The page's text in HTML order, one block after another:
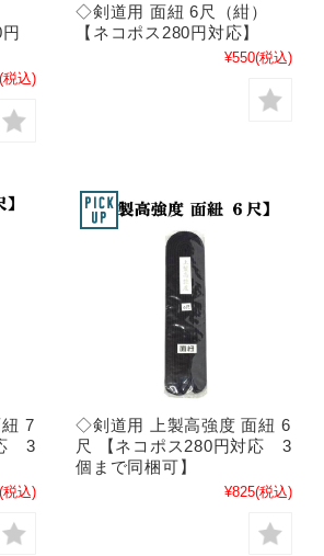
(税込)
◇剣道用 面紐 6尺（紺）
【ネコポス280円対応】
¥550(税込)
7
3
(税込)
◇剣道用 上製高強度 面紐 6
尺 【ネコポス280円対応 3
個まで同梱可】
¥825(税込)